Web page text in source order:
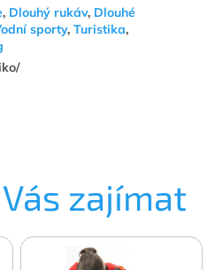
, Dlouhý rukáv, Dlouhé
sporty, Turistika,
zajímat